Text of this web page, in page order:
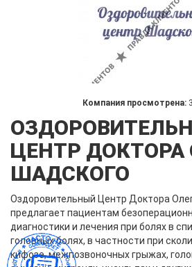
Компания просмотрена:
ЦЕНТР ДОКТОРА
ШАДСКОГО
Оздоровительный Центр Доктора
предлагает пациентам
диагностики и лечения при болях в
головных болях, в частности при
кифозе, межпозвоночных грыжах,